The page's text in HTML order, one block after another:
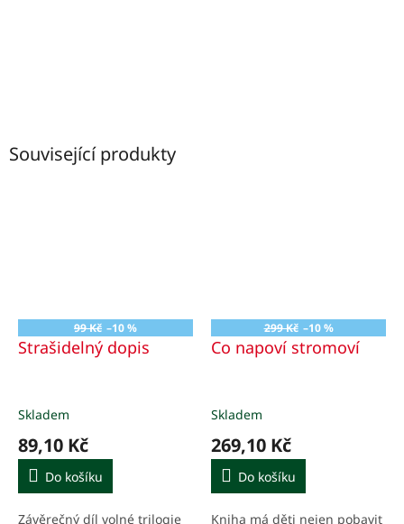
Související produkty
99 Kč –10 %
Strašidelný dopis
Skladem
89,10 Kč
Do košíku
Závěrečný díl volné trilogie
299 Kč –10 %
Co napoví stromoví
Skladem
269,10 Kč
Do košíku
Kniha má děti nejen pobavit